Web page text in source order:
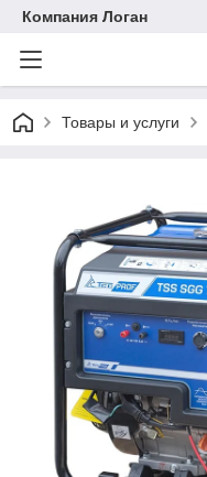
Компания Логан
Товары и услуги